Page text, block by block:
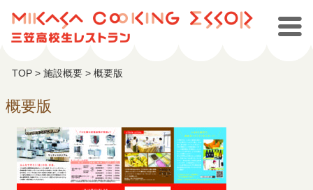
TOP> 施設概要> 概要版
概要版